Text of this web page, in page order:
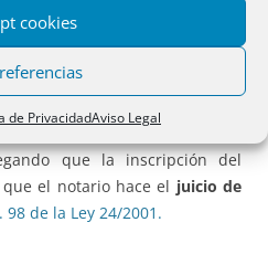
cookies
de PrivacidadAviso Legal
pues al no constar
que se trate de un poder
virtud actúa el apoderado
que la inscripción del
el notario hace el juicio de
98 de la Ley 24/2001.